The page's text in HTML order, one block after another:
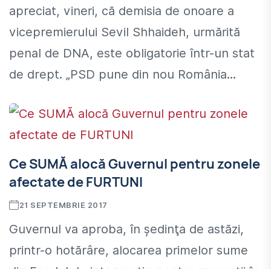
apreciat, vineri, că demisia de onoare a
vicepremierului Sevil Shhaideh, urmărită
penal de DNA, este obligatorie într-un stat
de drept. „PSD pune din nou România...
Ce SUMĂ alocă Guvernul pentru zonele
afectate de FURTUNI
21 SEPTEMBRIE 2017
Guvernul va aproba, în şedinţa de astăzi,
printr-o hotărâre, alocarea primelor sume